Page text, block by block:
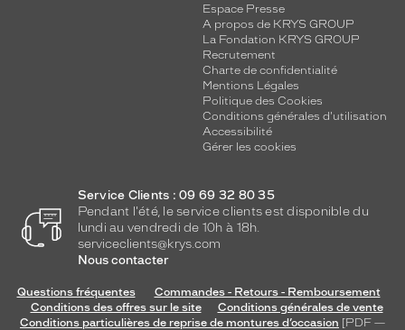
Espace Presse
A propos de KRYS GROUP
La Fondation KRYS GROUP
Recrutement
Charte de confidentialité
Mentions Légales
Politique des Cookies
Conditions générales d'utilisation
Accessibilité
Gérer les cookies
Service Clients : 09 69 32 80 35
Pendant l'été, le service clients est disponible du
lundi au vendredi de 10h à 18h.
serviceclients@krys.com
Nous contacter
Questions fréquentes
Commandes - Retours - Remboursement
Conditions des offres sur le site
Conditions générales de vente
Conditions particulières de reprise de montures d’occasion [PDF —